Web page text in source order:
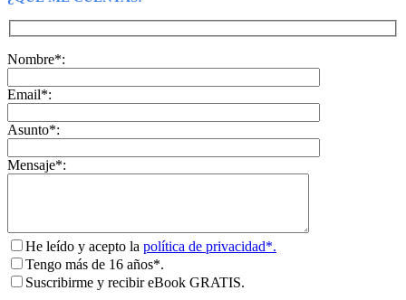
Nombre*:
Email*:
Asunto*:
Mensaje*:
He leído y acepto la política de privacidad*.
Tengo más de 16 años*.
Suscribirme y recibir eBook GRATIS.